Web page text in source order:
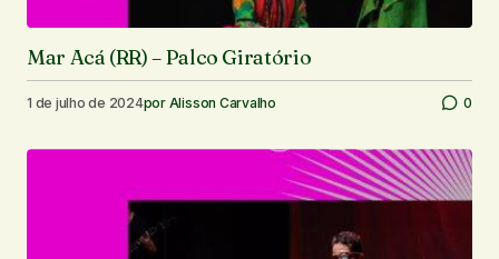
Mar Acá (RR) – Palco Giratório
1 de julho de 2024por Alisson Carvalho 0